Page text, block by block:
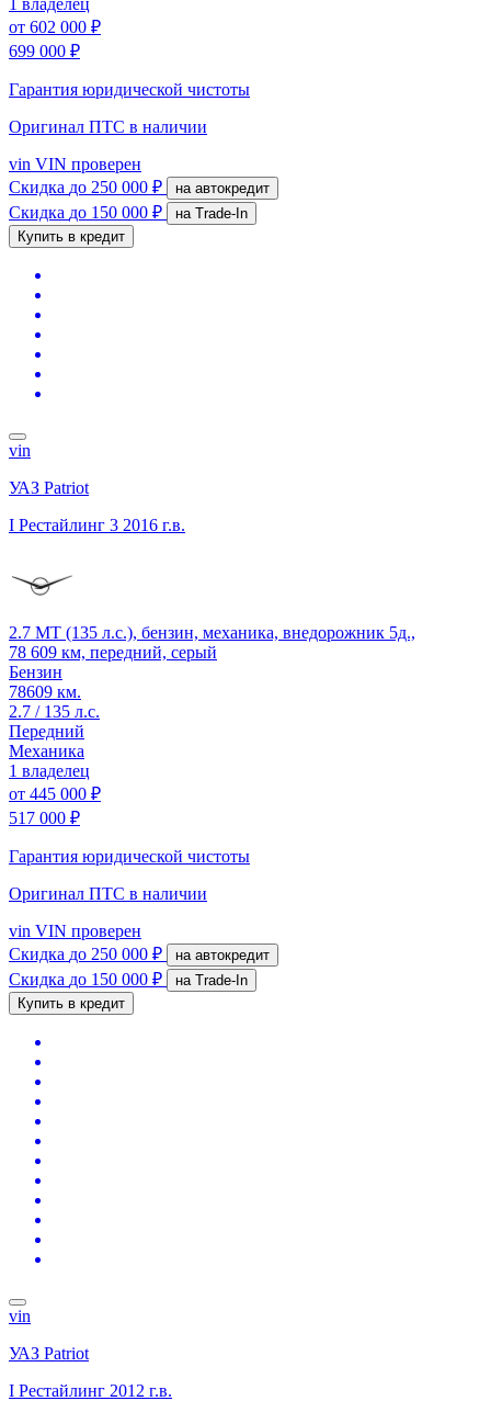
от 602 000 ₽
699 000 ₽
Гарантия юридической чистоты
Оригинал ПТС в наличии
vin VIN проверен
Скидка до 250 000 ₽ на автокредит
Скидка до 150 000 ₽
на Trade-In
Купить в кредит
vin
УАЗ Patriot
I Рестайлинг 3 2016 г.в.
2.7 MT (135 л.с.), бензин, механика, внедорожник 5д.,
78 609 км, передний, серый
Бензин
78609 км.
2.7 / 135 л.с.
Передний
Механика
1 владелец
от 445 000 ₽
517 000 ₽
Гарантия юридической чистоты
Оригинал ПТС в наличии
vin VIN проверен
Скидка до 250 000 ₽ на автокредит
Скидка до 150 000 ₽
на Trade-In
Купить в кредит
vin
УАЗ Patriot
I Рестайлинг 2012 г.в.